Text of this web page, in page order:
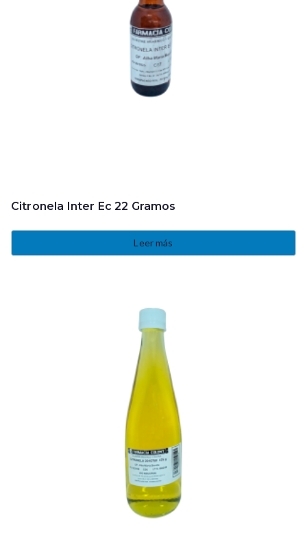
Citronela Inter Ec 22 Gramos
Leer más